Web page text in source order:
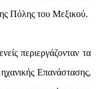
Πόλης του Μεξικού.
περιεργάζονταν τα
Επανάστασης,